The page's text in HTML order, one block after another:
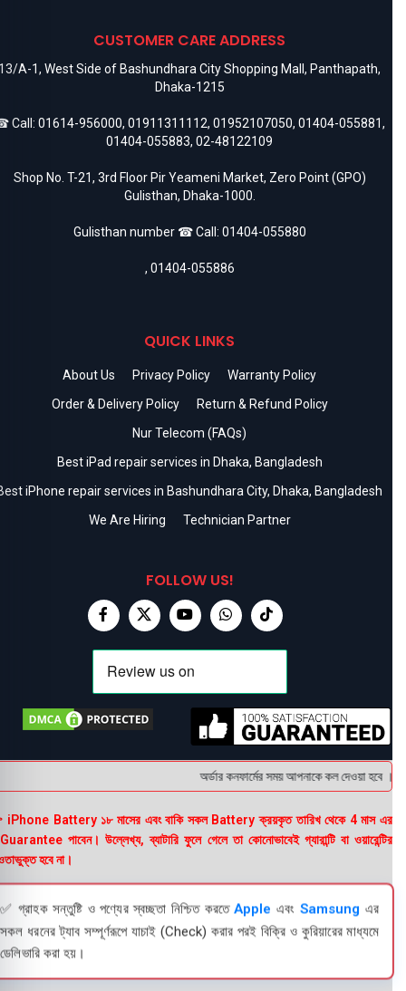
CUSTOMER CARE ADDRESS
A-1, West Side of Bashundhara City Shopping Mall, Panthapath,
Dhaka-1215
Call: 01614-956000, 01911311112, 01952107050, 01404-055881,
01404-055883, 02-48122109
Shop No. T-21, 3rd Floor Pir Yeameni Market, Zero Point (GPO)
Gulisthan, Dhaka-1000.
Gulisthan number ☎ Call: 01404-055880
, 01404-055886
QUICK LINKS
About Us Privacy Policy
Warranty Policy
Order & Delivery Policy
Return & Refund Policy
Nur Telecom (FAQs)
Best iPad repair services in Dhaka, Bangladesh
iPhone repair services in Bashundhara City, Dhaka, Bangladesh
We Are Hiring
Technician Partner
FOLLOW US!
অর্ডার কনফার্মের সময় আপনাকে কল দেওয়া হবে ।
Battery ১৮ মাসের এবং বাকি সকল Battery ক্রয়কৃত তারিখ থেকে 4 মাস এর
পাবেন। উল্লেখ্য, ব্যাটারি ফুলে গেলে তা কোনোভাবেই গ্যারান্টি বা ওয়ারেন্টির
হবে না।
✅ গ্রাহক সন্তুষ্টি ও পণ্যের স্বচ্ছতা নিশ্চিত করতেApple এবং Samsung এর
সকল ধরনের ট্যাব সম্পূর্ণরূপে যাচাই (Check) করার পরই বিক্রি ও কুরিয়ারের মাধ্যমে
ডেলিভারি করা হয়।